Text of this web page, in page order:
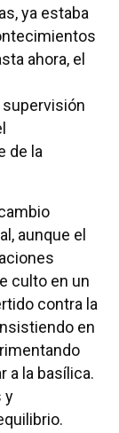
ya estaba
ahora, el
de la
aunque el
culto en un
contra la
en
a la basílica.
y